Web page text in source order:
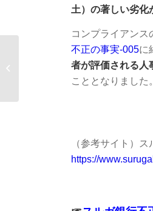
土）の著しい劣化
コンプライアンス
不正の事実-005に
者が評価される人
こととなりました。
（参考サイト）
https://
スルガ銀行 不正の事